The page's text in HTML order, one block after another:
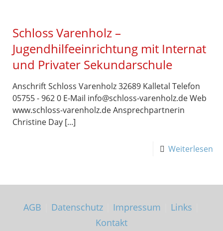
Schloss Varenholz –
Jugendhilfeeinrichtung mit Internat
und Privater Sekundarschule
Anschrift Schloss Varenholz 32689 Kalletal Telefon
05755 - 962 0 E-Mail info@schloss-varenholz.de Web
www.schloss-varenholz.de Ansprechpartnerin
Christine Day [...]
Weiterlesen
AGB Datenschutz Impressum Links
Kontakt